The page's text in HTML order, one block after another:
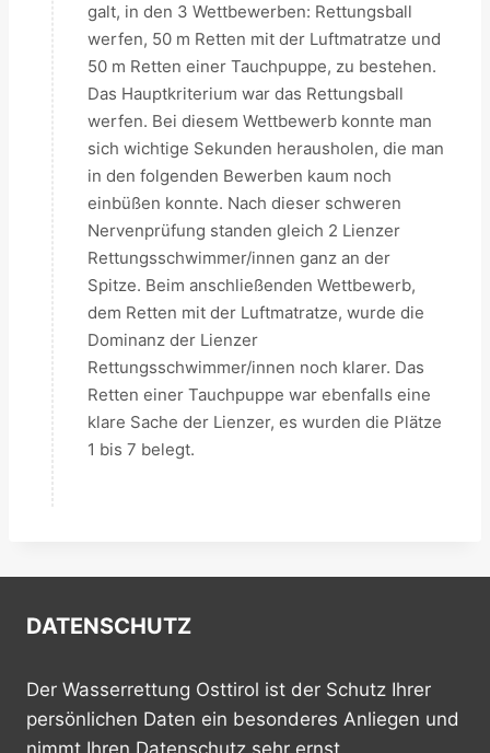
galt, in den 3 Wettbewerben: Rettungsball
werfen, 50 m Retten mit der Luftmatratze und
50 m Retten einer Tauchpuppe, zu bestehen.
Das Hauptkriterium war das Rettungsball
werfen. Bei diesem Wettbewerb konnte man
sich wichtige Sekunden herausholen, die man
in den folgenden Bewerben kaum noch
einbüßen konnte. Nach dieser schweren
Nervenprüfung standen gleich 2 Lienzer
Rettungsschwimmer/innen ganz an der
Spitze. Beim anschließenden Wettbewerb,
dem Retten mit der Luftmatratze, wurde die
Dominanz der Lienzer
Rettungsschwimmer/innen noch klarer. Das
Retten einer Tauchpuppe war ebenfalls eine
klare Sache der Lienzer, es wurden die Plätze
1 bis 7 belegt.
DATENSCHUTZ
Der Wasserrettung Osttirol ist der Schutz Ihrer
persönlichen Daten ein besonderes Anliegen und